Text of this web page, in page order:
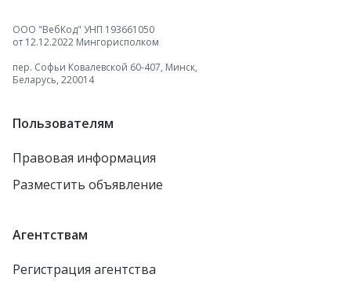
ООО "ВебКод" УНП 193661050
от 12.12.2022 Мингорисполком
пер. Софьи Ковалевской 60-407, Минск,
Беларусь, 220014
Пользователям
Правовая информация
Разместить объявление
Агентствам
Регистрация агентства